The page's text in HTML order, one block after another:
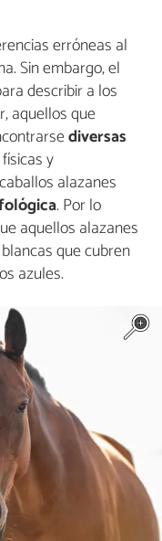
erróneas al
Sin embargo, el
describir a los
aquellos que
diversas
y
alazanes
. Por lo
aquellos alazanes
que cubren
azules.